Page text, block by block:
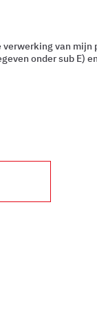
van mijn
onder sub E)